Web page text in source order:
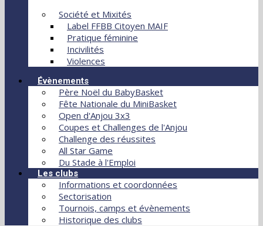
Société et Mixités
Label FFBB Citoyen MAIF
Pratique féminine
Incivilités
Violences
Évènements
Père Noël du BabyBasket
Fête Nationale du MiniBasket
Open d'Anjou 3x3
Coupes et Challenges de l'Anjou
Challenge des réussites
All Star Game
Du Stade à l'Emploi
Les clubs
Informations et coordonnées
Sectorisation
Tournois, camps et évènements
Historique des clubs